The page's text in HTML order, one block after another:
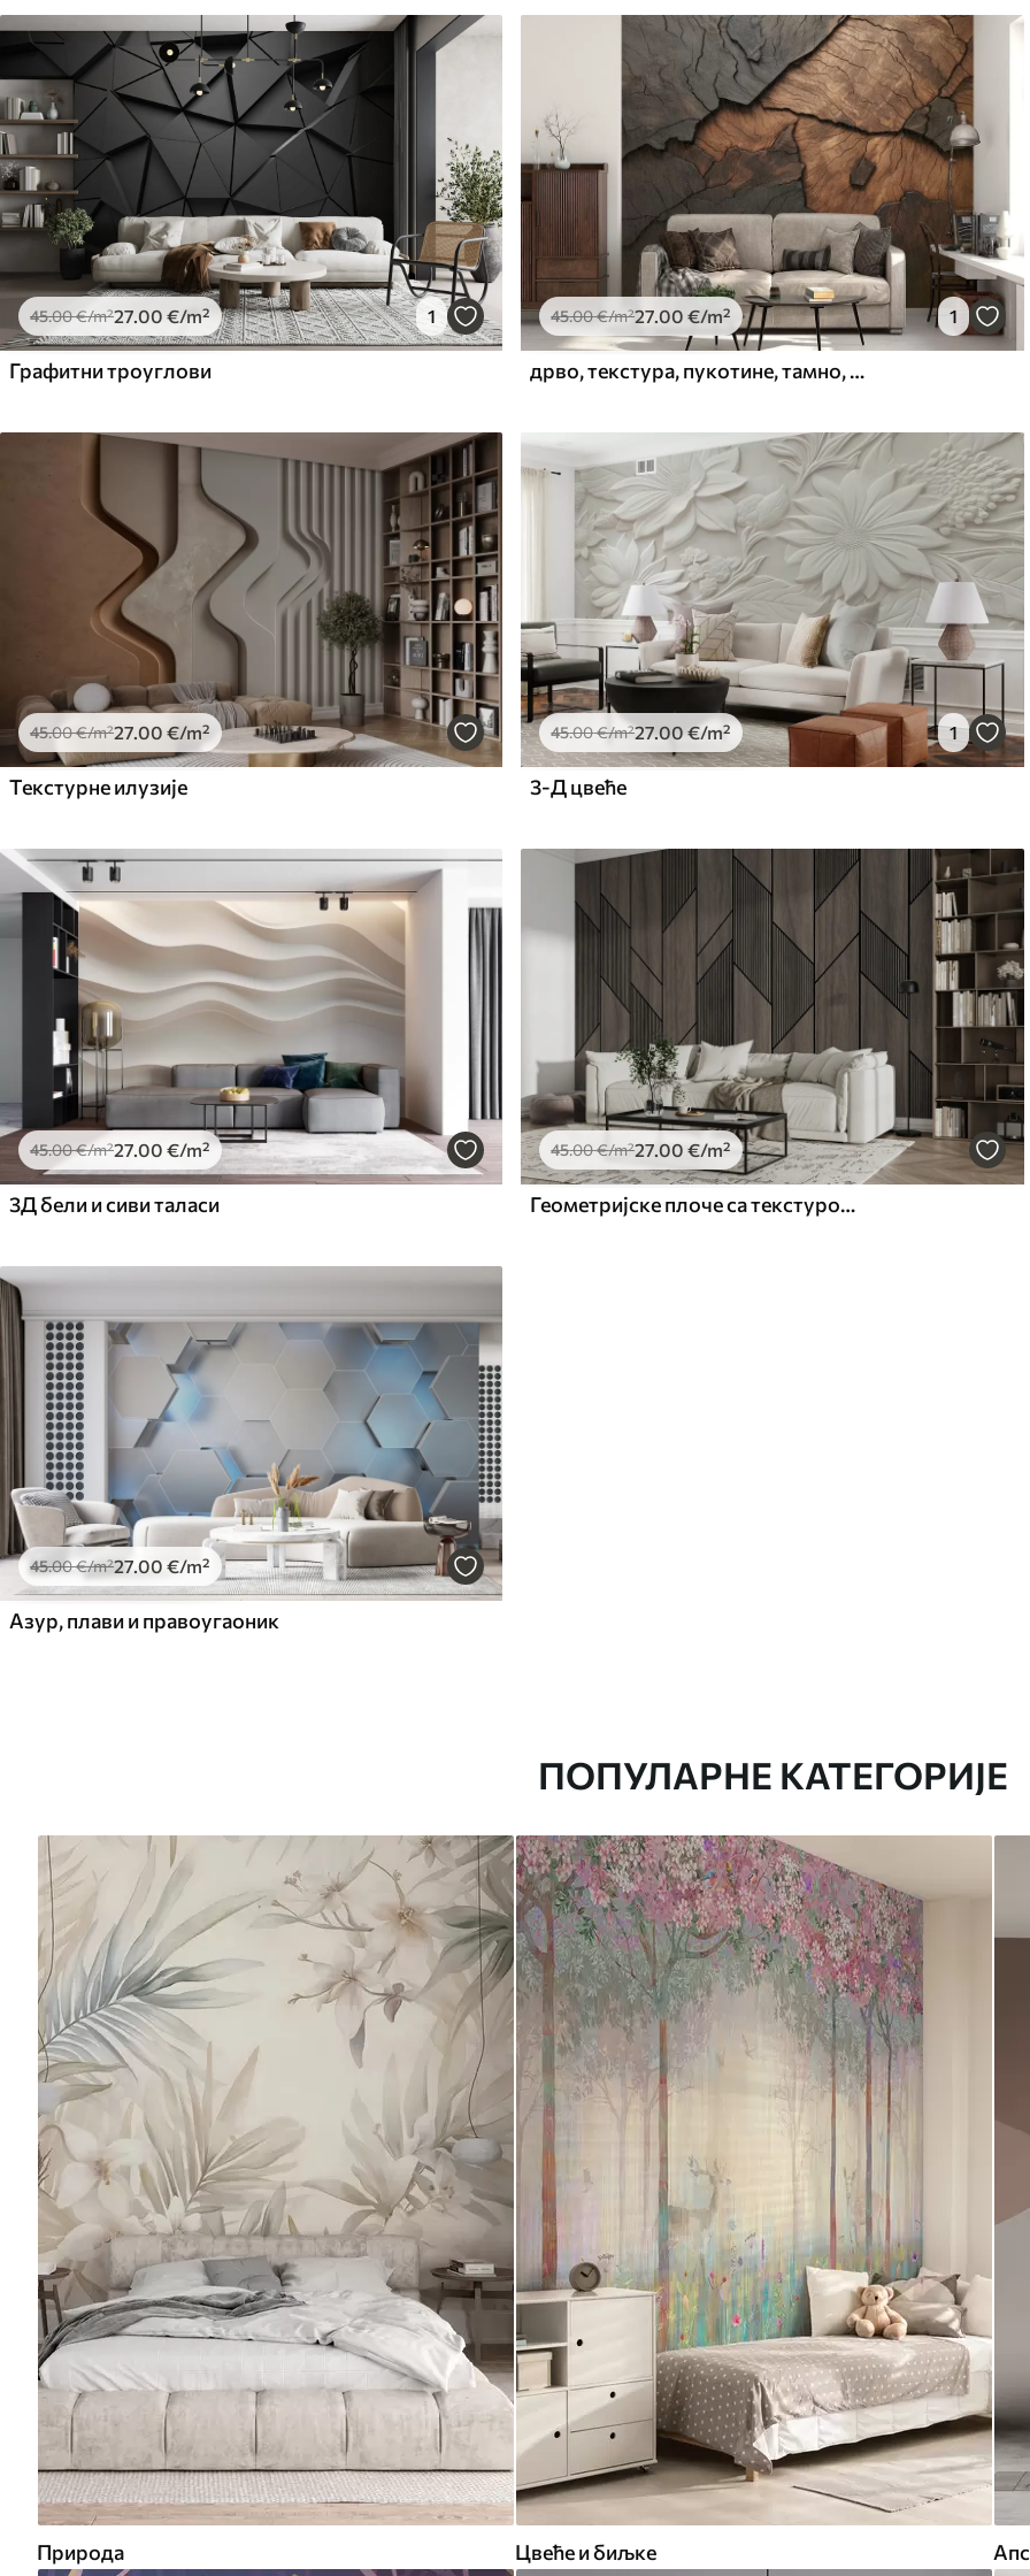
Чишћење
Тапета се може нежно очистити меким сунђером. Позадине са
завршном обрадом лакова могу се очистити водом.
Начин примене Беспрекорна апликација
Доступни материјали
Standard
45.0027.00€/m²
Premium
56 .6734.00€/m²
Premium Vinil Peel and Stick
45.00€/m²27 .00 €/m² 1
Графитни троуглови
45.00€/m²27 .00 €/m² 1
дрво, текстура, пукотине, тамно, кора, површина
45.00€/m²27.00 €/m²
Текстурне илузије
45.00€/m²27.00 €/m² 1
3-Д цвеће
45.00€/m²27 .00 €/m²
3Д бели и сиви таласи
45.00€/m²27 .00 €/m²
Геометријске плоче са текстуром дрвета
45.00€/m²27.00 €/m²
Азур, плави и правоугаоник
ПОПУЛАРНЕ КАТЕГОРИЈЕ
Природа Цвеће и биљке